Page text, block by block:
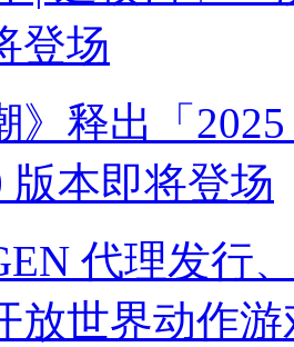
》释出「
版本即将登场
代理发行
放世界动作游